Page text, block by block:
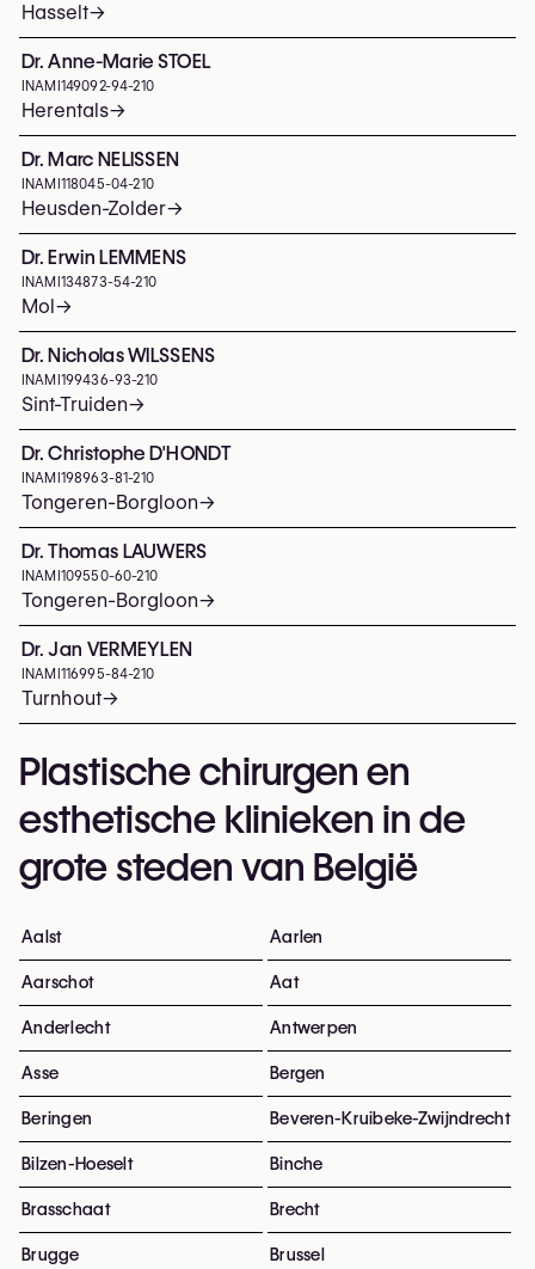
Hasselt→
Dr. Anne-Marie STOEL
INAMI 149092-94-210
Herentals→
Dr. Marc NELISSEN
INAMI 118045-04-210
Heusden-Zolder→
Dr. Erwin LEMMENS
INAMI 134873-54-210
Mol→
Dr. Nicholas WILSSENS
INAMI 199436-93-210
Sint-Truiden→
Dr. Christophe D'HONDT
INAMI 198963-81-210
Tongeren-Borgloon→
Dr. Thomas LAUWERS
INAMI 109550-60-210
Tongeren-Borgloon→
Dr. Jan VERMEYLEN
INAMI 116995-84-210
Turnhout→
Plastische chirurgen en
esthetische klinieken in de
grote steden van België
Aalst Aarlen
Aarschot Aat
Anderlecht Antwerpen
Asse Bergen
Beringen Beveren-Kruibeke-Zwijndrecht
Bilzen-Hoeselt Binche
Brasschaat Brecht
Brugge Brussel